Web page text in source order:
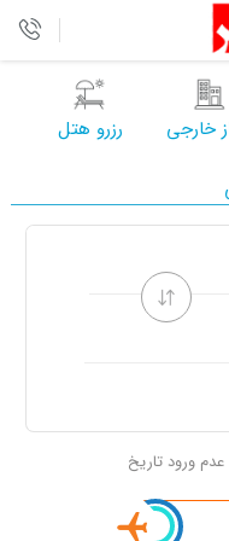
خارجی رزرو هتل
ورود تاریخ